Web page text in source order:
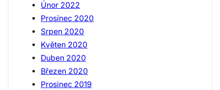
Únor 2022
Prosinec 2020
Srpen 2020
Květen 2020
Duben 2020
Březen 2020
Prosinec 2019